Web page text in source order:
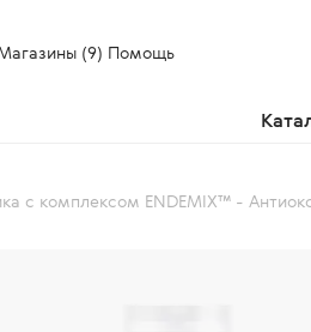
(9) Помощь
с комплексом ENDEMIX™ -